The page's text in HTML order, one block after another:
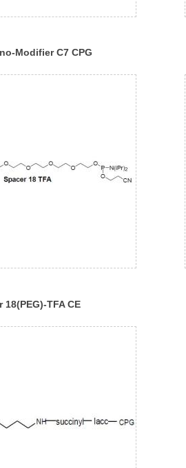
Modifier C7 CPG
18(PEG)-TFA CE